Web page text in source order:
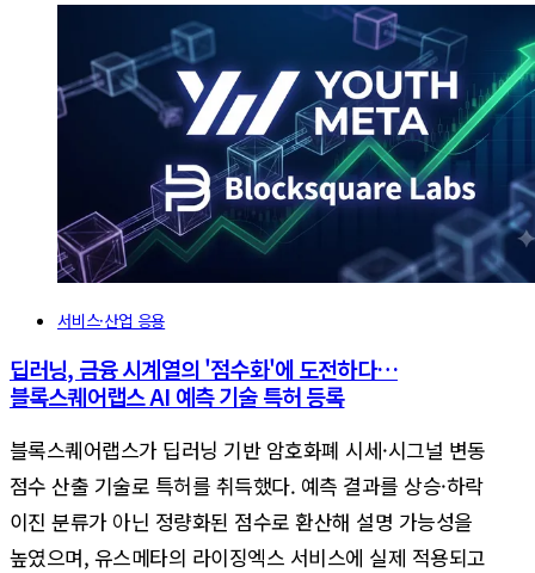
서비스·산업 응용
딥러닝, 금융 시계열의 '점수화'에 도전하다…
블록스퀘어랩스 AI 예측 기술 특허 등록
블록스퀘어랩스가 딥러닝 기반 암호화폐 시세·시그널 변동
점수 산출 기술로 특허를 취득했다. 예측 결과를 상승·하락
이진 분류가 아닌 정량화된 점수로 환산해 설명 가능성을
높였으며, 유스메타의 라이징엑스 서비스에 실제 적용되고